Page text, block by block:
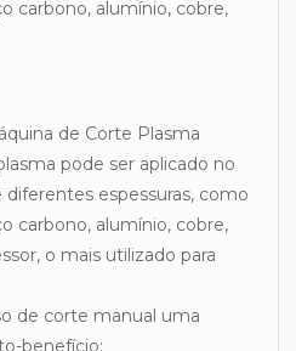
carbono, alumínio, cobre,
de Corte Plasma
pode ser aplicado no
espessuras, como
carbono, alumínio, cobre,
o mais utilizado para
de corte manual uma
benefício;